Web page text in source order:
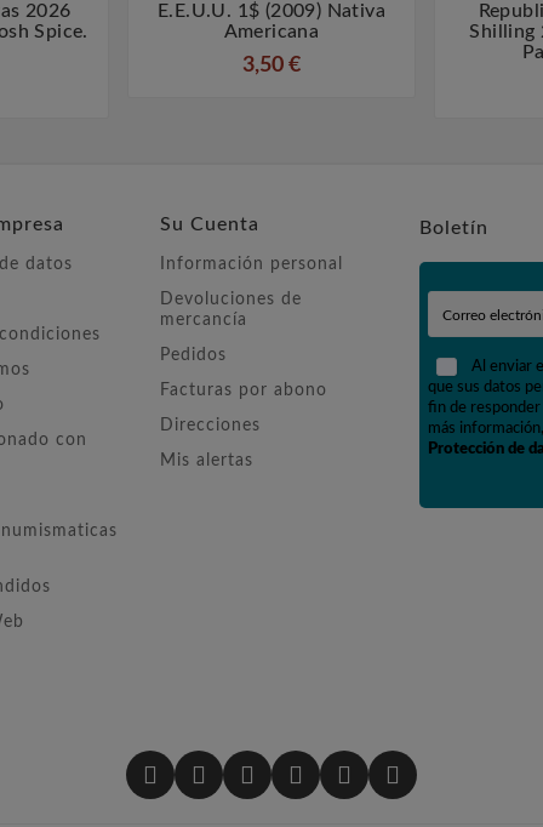
2026
Spice.
 
E.E.U.U. 1$ (2009) Nativa
Americana
3,50 €
Shilling
datos
con
Su Cuenta
Información personal
Devoluciones de
mercancía
Pedidos
Facturas por abono
Direcciones
Mis alertas
Boletín
Al enviar
que sus datos
fin de responder
más
Protección de